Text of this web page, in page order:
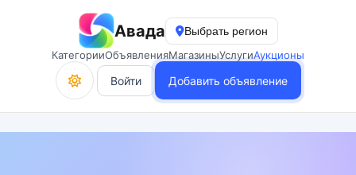
Авада
Выбрать регион
КатегорииОбъявленияМагазиныУслугиАукционы
Войти Добавить объявление